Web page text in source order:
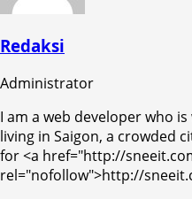
Redaksi
Administrator
I am a web developer who
living in Saigon, a crowded
for <a href="http://
rel="nofollow">http://